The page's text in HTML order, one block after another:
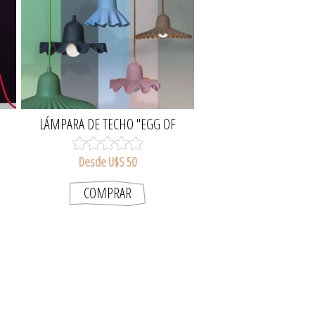
LÁMPARA DE TECHO "EGG OF
COLUMBUS"
Desde U$S 50